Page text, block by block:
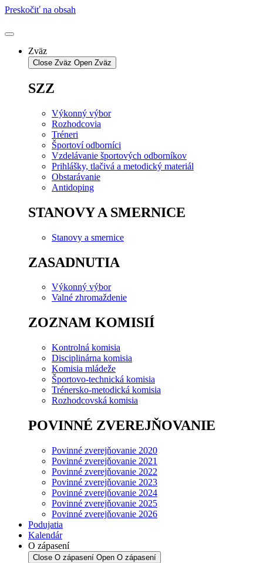
Preskočiť na obsah
Zväz
Close Zväz Open Zväz
SZZ
Výkonný výbor
Rozhodcovia
Tréneri
Športoví odborníci
Vzdelávanie športových odborníkov
Prihlášky, tlačivá a metodický materiál
Obstarávanie
Antidoping
STANOVY A SMERNICE
Stanovy a smernice
ZASADNUTIA
Výkonný výbor
Valné zhromaždenie
ZOZNAM KOMISIÍ
Kontrolná komisia
Disciplinárna komisia
Komisia mládeže
Športovo-technická komisia
Trénersko-metodická komisia
Rozhodcovská komisia
POVINNÉ ZVEREJŇOVANIE
Povinné zverejňovanie 2020
Povinné zverejňovanie 2021
Povinné zverejňovanie 2022
Povinné zverejňovanie 2023
Povinné zverejňovanie 2024
Povinné zverejňovanie 2025
Povinné zverejňovanie 2026
Podujatia
Kalendár
O zápasení
Close O zápasení Open O zápasení